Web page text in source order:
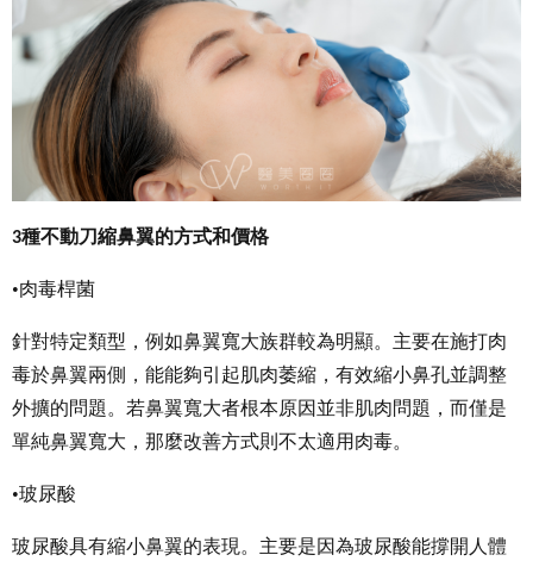
3種不動刀縮鼻翼的方式和價格
•肉毒桿菌
針對特定類型，例如鼻翼寬大族群較為明顯。主要在施打肉
毒於鼻翼兩側，能能夠引起肌肉萎縮，有效縮小鼻孔並調整
外擴的問題。若鼻翼寬大者根本原因並非肌肉問題，而僅是
單純鼻翼寬大，那麼改善方式則不太適用肉毒。
•玻尿酸
玻尿酸具有縮小鼻翼的表現。主要是因為玻尿酸能撐開人體